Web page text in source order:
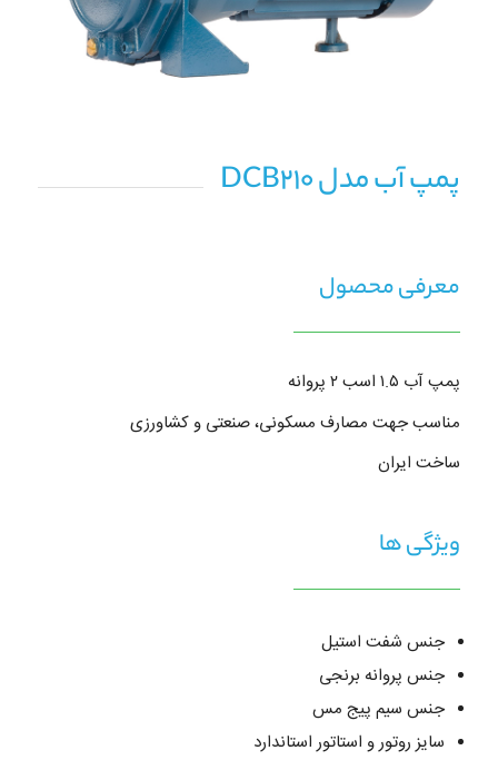
پمپ آب مدل DCB210
معرفی محصول
پمپ آب ۱.۵ اسب ۲ پروانه
مناسب جهت مصارف مسکونی، صنعتی و کشاورزی
ساخت ایران
ویژگی ها
جنس شفت استیل
جنس پروانه برنجی
جنس سیم پیج مس
سایز روتور و استاتور استاندارد